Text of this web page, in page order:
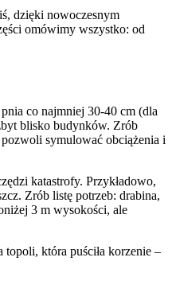
dzięki nowoczesnym
omówimy wszystko: od
co najmniej 30-40 cm (dla
blisko budynków. Zrób
symulować obciążenia i
katastrofy. Przykładowo,
Zrób listę potrzeb: drabina,
3 m wysokości, ale
topoli, która puściła korzenie –